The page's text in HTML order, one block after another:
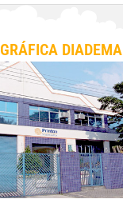
GRÁFICA DIADEMA